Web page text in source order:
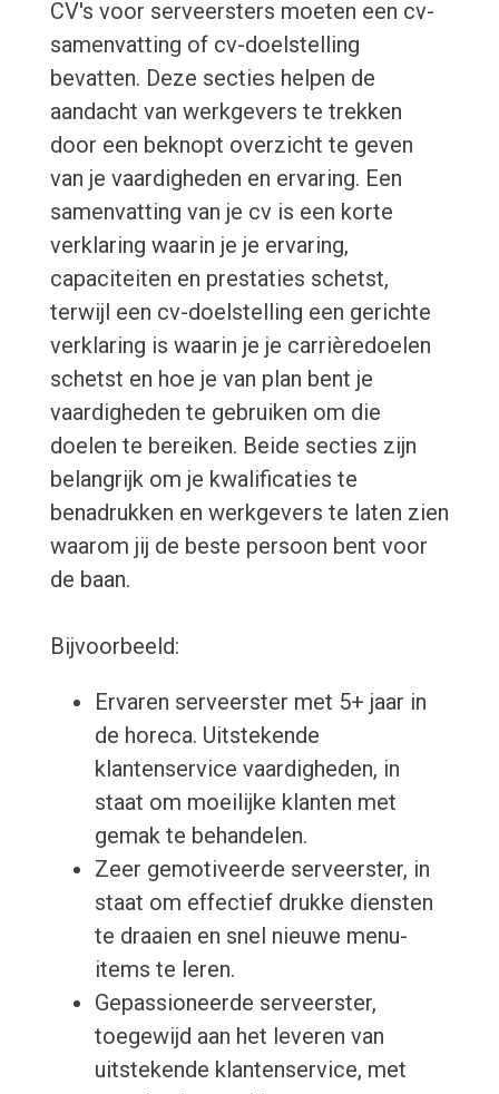
CV's voor serveersters moeten een cv-
samenvatting of cv-doelstelling
bevatten. Deze secties helpen de
aandacht van werkgevers te trekken
door een beknopt overzicht te geven
van je vaardigheden en ervaring. Een
samenvatting van je cv is een korte
verklaring waarin je je ervaring,
capaciteiten en prestaties schetst,
terwijl een cv-doelstelling een gerichte
verklaring is waarin je je carrièredoelen
schetst en hoe je van plan bent je
vaardigheden te gebruiken om die
doelen te bereiken. Beide secties zijn
belangrijk om je kwalificaties te
benadrukken en werkgevers te laten zien
waarom jij de beste persoon bent voor
de baan.
Bijvoorbeeld:
Ervaren serveerster met 5+ jaar in
de horeca. Uitstekende
klantenservice vaardigheden, in
staat om moeilijke klanten met
gemak te behandelen.
Zeer gemotiveerde serveerster, in
staat om effectief drukke diensten
te draaien en snel nieuwe menu-
items te leren.
Gepassioneerde serveerster,
toegewijd aan het leveren van
uitstekende klantenservice, met